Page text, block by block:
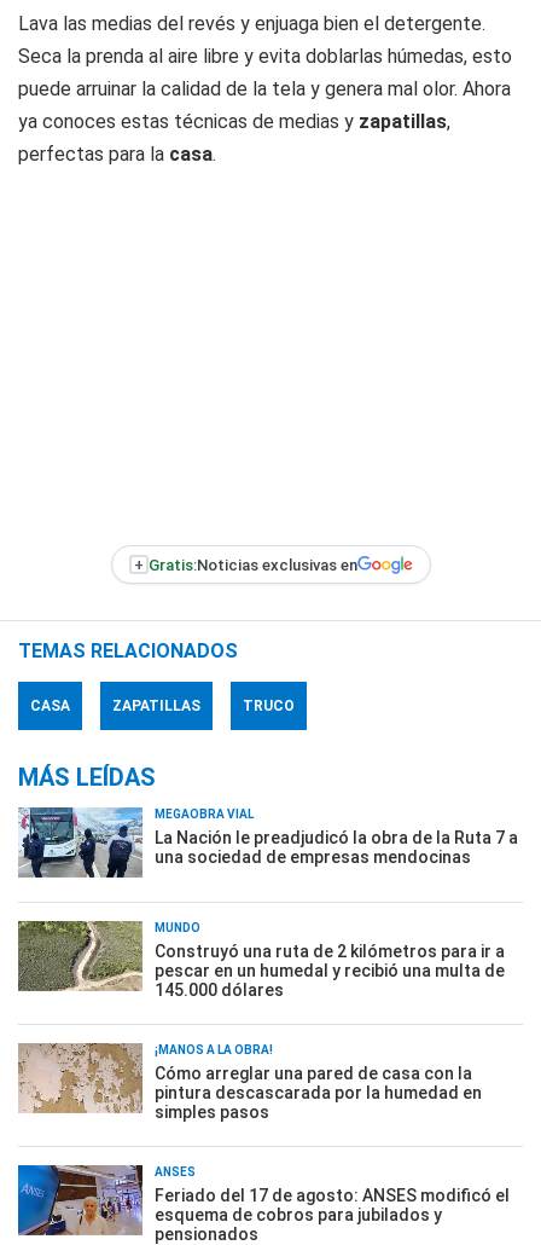
Lava las medias del revés y enjuaga bien el detergente.
Seca la prenda al aire libre y evita doblarlas húmedas, esto
puede arruinar la calidad de la tela y genera mal olor. Ahora
ya conoces estas técnicas de medias y zapatillas,
perfectas para la casa.
+ Gratis:Noticias exclusivas en
TEMAS RELACIONADOS
CASA ZAPATILLAS TRUCO
MÁS LEÍDAS
MEGAOBRA VIAL
La Nación le preadjudicó la obra de la Ruta 7 a
una sociedad de empresas mendocinas
MUNDO
Construyó una ruta de 2 kilómetros para ir a
pescar en un humedal y recibió una multa de
145.000 dólares
¡MANOS A LA OBRA!
Cómo arreglar una pared de casa con la
pintura descascarada por la humedad en
simples pasos
ANSES
Feriado del 17 de agosto: ANSES modificó el
esquema de cobros para jubilados y
pensionados